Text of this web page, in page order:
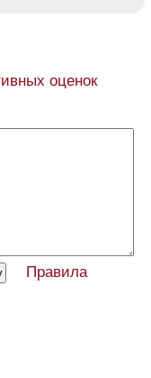
оценок
Правила